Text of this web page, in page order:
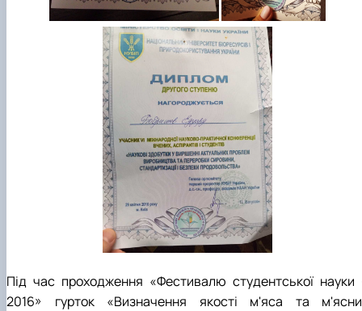
Під час проходження «Фестивалю студентської науки
2016» гурток «Визначення якості м'яса та